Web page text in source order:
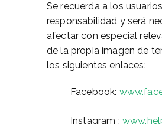
Se recuerda a los
responsabilidad y será
afectar con especial
de la propia imagen de
los siguientes enlaces:
Facebook:
Instagram :